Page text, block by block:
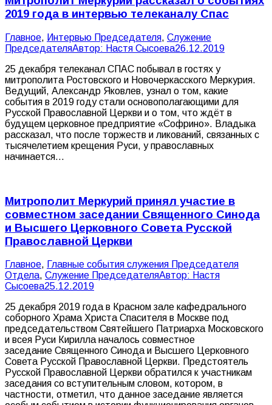
2019 года в интервью телеканалу Спас
Главное, Интервью Председателя, Служение
ПредседателяАвтор: Настя Сысоева26.12.2019
25 декабря телеканал СПАС побывал в гостях у
митрополита Ростовского и Новочеркасского Меркурия.
Ведущий, Александр Яковлев, узнал о том, какие
события в 2019 году стали основополагающими для
Русской Православной Церкви и о том, что ждёт в
будущем церковное предприятие «Софрино». Владыка
рассказал, что после торжеств и ликований, связанных с
тысячелетием крещения Руси, у православных
начинается…
Митрополит Меркурий принял участие в
совместном заседании Священного Синода
и Высшего Церковного Совета Русской
Православной Церкви
Главное, Главные события служения Председателя
Отдела, Служение ПредседателяАвтор: Настя
Сысоева25.12.2019
25 декабря 2019 года в Красном зале кафедрального
соборного Храма Христа Спасителя в Москве под
председательством Святейшего Патриарха Московского
и всея Руси Кирилла началось совместное
заседание Священного Синода и Высшего Церковного
Совета Русской Православной Церкви. Предстоятель
Русской Православной Церкви обратился к участникам
заседания со вступительным словом, котором, в
частности, отметил, что данное заседание является